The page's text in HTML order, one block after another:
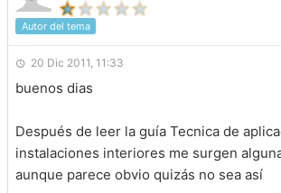
Autor del tema
20 Dic 2011, 11:33
buenos dias
Después de leer la guía Tecnica de
instalaciones interiores me surgen
aunque parece obvio quizás no sea así